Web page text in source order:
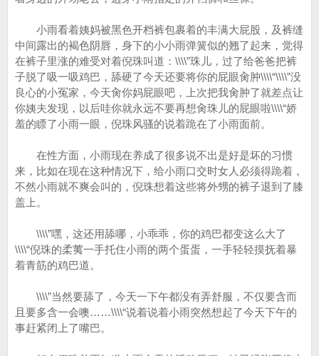
小雨看着姨妈被黑色开档裤包裹着的丰满大屁股，及裤缝
中间露出的褐色阴唇，身下的小小雨弹簧似的翘了起来，觉得
在裤子里涨的难受对着倪珠叫道：\\\\”珠儿，过了给爸爸把裤
子脱了吸一吸鸡巴，舔硬了今天还要将你的屁眼肏肿\\\\“\\\\”没
良心的小冤家，今天肏你妈屁眼吧，上次把我肏肿了就差点让
你姨夫发现，以后哇你就永远不要再想肏珠儿的屁眼啦\\\\“娇
羞的瞟了小雨一眼，倪珠风骚的说着跪在了小雨面前。
在性方面，小雨现在养成了很多说不出是好是坏的习惯
来，比如在现在这种情况下，给小雨口交时女人必须得跪着，
不然小雨就不爽会叫的，倪珠想着这些将外甥的裤子退到了膝
盖上。
\\\\”嘿，这还用舔哪，小乖乖，你的鸡巴都变这么大了
\\\\“倪珠的柔荑一手托住小雨的两个蛋蛋，一手轻轻摸抚着暴
着青筋的鸡巴道。
\\\\”当然要舔了，今天一下午都没有弄舒服，不仅要含而
且要多含一会噢……\\\\“说着说着小雨突然想起了今天下午的
事赶紧闭上了嘴巴。